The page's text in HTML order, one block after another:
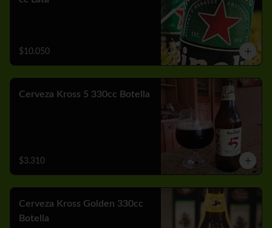
$10.050
Cerveza Kross 5 330cc Botella
$3.310
Cerveza Kross Golden 330cc
Botella